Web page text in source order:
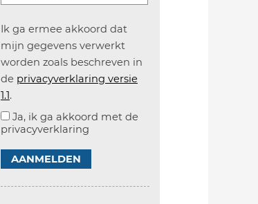
Ik ga ermee akkoord dat
mijn gegevens verwerkt
worden zoals beschreven in
de privacyverklaring versie
1.1.
Ja, ik ga akkoord met de
privacyverklaring
AANMELDEN